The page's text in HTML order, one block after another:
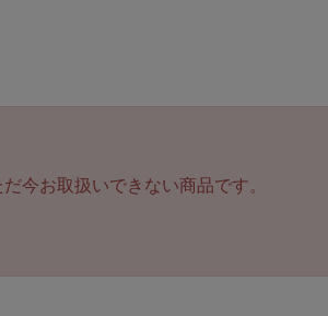
今お取扱いできない商品です。